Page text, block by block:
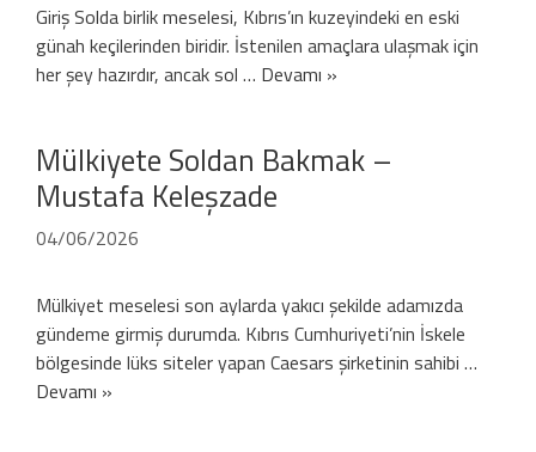
Giriş Solda birlik meselesi, Kıbrıs’ın kuzeyindeki en eski
günah keçilerinden biridir. İstenilen amaçlara ulaşmak için
her şey hazırdır, ancak sol … Devamı »
Mülkiyete Soldan Bakmak –
Mustafa Keleşzade
04/06/2026
Mülkiyet meselesi son aylarda yakıcı şekilde adamızda
gündeme girmiş durumda. Kıbrıs Cumhuriyeti’nin İskele
bölgesinde lüks siteler yapan Caesars şirketinin sahibi …
Devamı »